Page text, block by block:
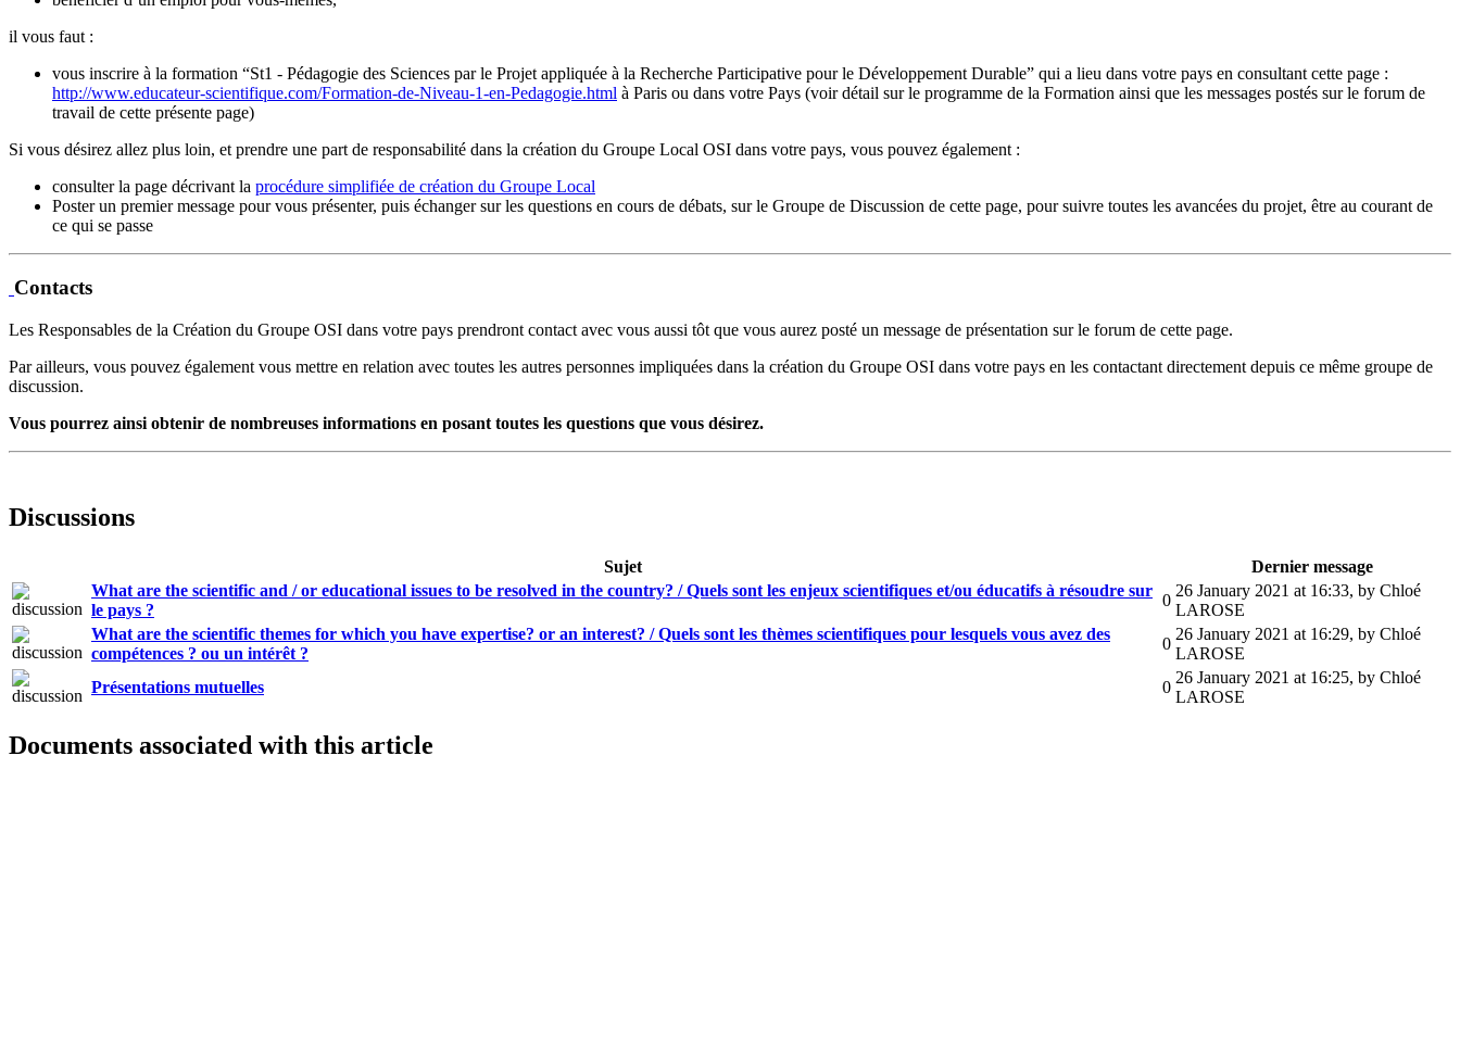
il vous faut :
vous inscrire à la formation “St1 - Pédagogie des Sciences par le Projet appliquée à la Recherche Participative pour le Développement Durable” qui a lieu dans votre pays en consultant cette page :
http://www.educateur-scientifique.com/Formation-de-Niveau-1-en-Pedagogie.html à Paris ou dans votre Pays (voir détail sur le programme de la Formation ainsi que les messages postés sur le forum de
travail de cette présente page)
Si vous désirez allez plus loin, et prendre une part de responsabilité dans la création du Groupe Local OSI dans votre pays, vous pouvez également :
consulter la page décrivant la procédure simplifiée de création du Groupe Local
Poster un premier message pour vous présenter, puis échanger sur les questions en cours de débats, sur le Groupe de Discussion de cette page, pour suivre toutes les avancées du projet, être au courant de
ce qui se passe
Contacts
Les Responsables de la Création du Groupe OSI dans votre pays prendront contact avec vous aussi tôt que vous aurez posté un message de présentation sur le forum de cette page.
Par ailleurs, vous pouvez également vous mettre en relation avec toutes les autres personnes impliquées dans la création du Groupe OSI dans votre pays en les contactant directement depuis ce même groupe de
discussion.
Vous pourrez ainsi obtenir de nombreuses informations en posant toutes les questions que vous désirez.
Discussions
Sujet
Dernier message
What are the scientific and / or educational issues to be resolved in the country? / Quels sont les enjeux scientifiques et/ou éducatifs à résoudre sur
le pays ?
0
26 January 2021 at 16:33, by Chloé
LAROSE
What are the scientific themes for which you have expertise? or an interest? / Quels sont les thèmes scientifiques pour lesquels vous avez des
compétences ? ou un intérêt ?
0
26 January 2021 at 16:29, by Chloé
LAROSE
Présentations mutuelles
0
26 January 2021 at 16:25, by Chloé
LAROSE
Documents associated with this article